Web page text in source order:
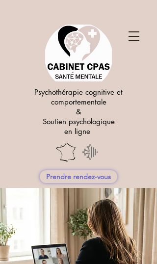
Psychothérapie cognitive et
comportementale
&
Soutien psychologique
en ligne
Prendre rendez-vous